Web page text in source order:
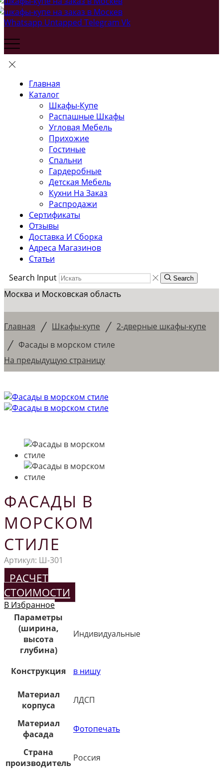
Whatsapp Untapped Telegram Vk
Главная
Каталог
Шкафы-Купе
Распашные Шкафы
Угловая Мебель
Прихожие
Гостиные
Спальни
Гардеробные
Детская Мебель
Кухни На Заказ
Распродажи
Сертификаты
Отзывы
Доставка И Сборка
Адреса Магазинов
Статьи
Search Input
Search
Москва и Московская область
Главная / Шкафы-купе / 2-дверные шкафы-купе
/ Фасады в морском стиле
На предыдущую страницу
ФАСАДЫ В
МОРСКОМ
СТИЛЕ
Артикул: Ш-301
РАСЧЕТ
СТОИМОСТИ
В Избранное
Параметры
(ширина,
высота
глубина)
Индивидуальные
Конструкция в нишу
Материал
корпуса
ЛДСП
Материал
фасада
Фотопечать
Страна
производитель Россия